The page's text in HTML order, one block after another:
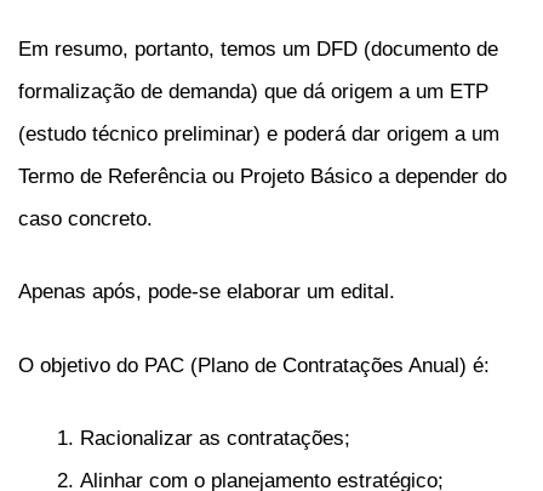
Em resumo, portanto, temos um DFD (documento de
formalização de demanda) que dá origem a um ETP
(estudo técnico preliminar) e poderá dar origem a um
Termo de Referência ou Projeto Básico a depender do
caso concreto.
Apenas após, pode-se elaborar um edital.
O objetivo do PAC (Plano de Contratações Anual) é:
Racionalizar as contratações;
Alinhar com o planejamento estratégico;